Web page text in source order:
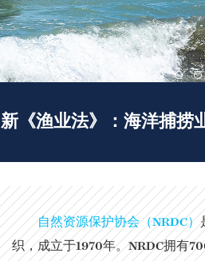
新《渔业法》：海洋捕捞
自然资源保护协会（NRDC）
织，成立于1970年。NRDC拥有